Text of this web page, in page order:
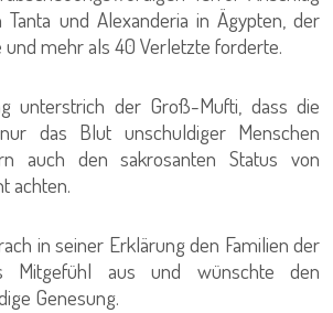
und Alexanderia in Ägypten, der
und mehr als 40 Verletzte forderte.
unterstrich der Groß-Mufti, dass die
das Blut unschuldiger Menschen
auch den sakrosanten Status von
achten.
in seiner Erklärung den Familien der
Mitgefühl aus und wünschte den
Genesung.